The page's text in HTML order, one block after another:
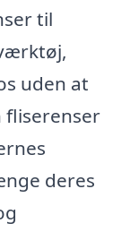
til
uden at
fliserenser
deres